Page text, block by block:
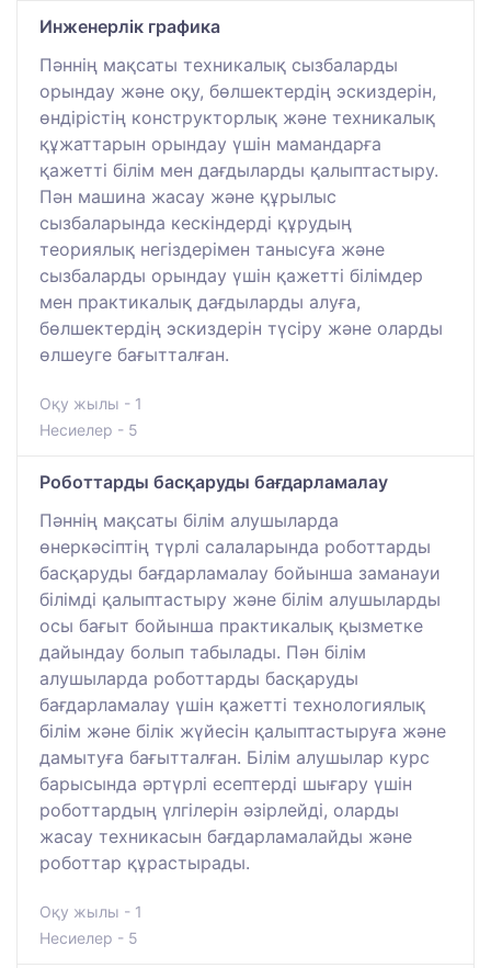
Инженерлік графика
Пәннің мақсаты техникалық сызбаларды
орындау және оқу, бөлшектердің эскиздерін,
өндірістің конструкторлық және техникалық
құжаттарын орындау үшін мамандарға
қажетті білім мен дағдыларды қалыптастыру.
Пән машина жасау және құрылыс
сызбаларында кескіндерді құрудың
теориялық негіздерімен танысуға және
сызбаларды орындау үшін қажетті білімдер
мен практикалық дағдыларды алуға,
бөлшектердің эскиздерін түсіру және оларды
өлшеуге бағытталған.
Оқу жылы - 1
Несиелер - 5
Роботтарды басқаруды бағдарламалау
Пәннің мақсаты білім алушыларда
өнеркәсіптің түрлі салаларында роботтарды
басқаруды бағдарламалау бойынша заманауи
білімді қалыптастыру және білім алушыларды
осы бағыт бойынша практикалық қызметке
дайындау болып табылады. Пән білім
алушыларда роботтарды басқаруды
бағдарламалау үшін қажетті технологиялық
білім және білік жүйесін қалыптастыруға және
дамытуға бағытталған. Білім алушылар курс
барысында әртүрлі есептерді шығару үшін
роботтардың үлгілерін әзірлейді, оларды
жасау техникасын бағдарламалайды және
роботтар құрастырады.
Оқу жылы - 1
Несиелер - 5